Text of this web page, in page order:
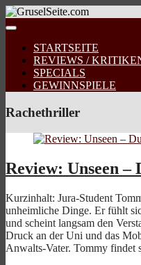
STARTSEITE
REVIEWS /
SPECIALS
GEWINNSPIELE
Rachethriller
Review: Unseen –
Kurzinhalt: Jura-Student
unheimliche Dinge. Er fühlt
und scheint langsam den
Druck an der Uni und das
Anwalts-Vater. Tommy